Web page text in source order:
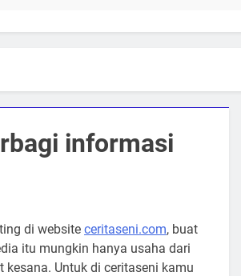
informasi
di website ceritaseni.com, buat
itu mungkin hanya usaha dari
Untuk di ceritaseni kamu